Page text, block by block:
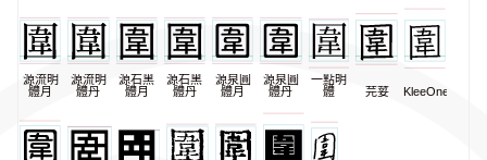
源流明
體月
源流明
體丹
源石黑
體月
源石黑
體丹
源泉圓
體月
源泉圓
體丹
一點明
體
芫荽 KleeOne